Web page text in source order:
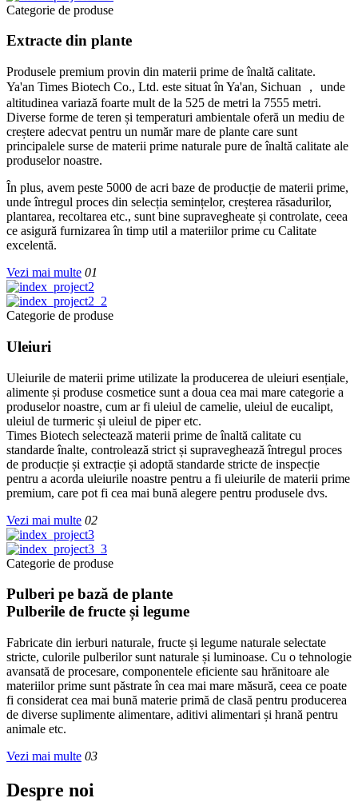
Categorie de produse
Extracte din plante
Produsele premium provin din materii prime de înaltă calitate.
Ya'an Times Biotech Co., Ltd. este situat în Ya'an, Sichuan ， unde
altitudinea variază foarte mult de la 525 de metri la 7555 metri.
Diverse forme de teren și temperaturi ambientale oferă un mediu de
creștere adecvat pentru un număr mare de plante care sunt
principalele surse de materii prime naturale pure de înaltă calitate ale
produselor noastre.
În plus, avem peste 5000 de acri baze de producție de materii prime,
unde întregul proces din selecția semințelor, creșterea răsadurilor,
plantarea, recoltarea etc., sunt bine supravegheate și controlate, ceea
ce asigură furnizarea în timp util a materiilor prime cu Calitate
excelentă.
Vezi mai multe 01
Categorie de produse
Uleiuri
Uleiurile de materii prime utilizate la producerea de uleiuri esențiale,
alimente și produse cosmetice sunt a doua cea mai mare categorie a
produselor noastre, cum ar fi uleiul de camelie, uleiul de eucalipt,
uleiul de turmeric și uleiul de piper etc.
Times Biotech selectează materii prime de înaltă calitate cu
standarde înalte, controlează strict și supraveghează întregul proces
de producție și extracție și adoptă standarde stricte de inspecție
pentru a acorda uleiurile noastre pentru a fi uleiurile de materii prime
premium, care pot fi cea mai bună alegere pentru produsele dvs.
Vezi mai multe 02
Categorie de produse
Pulberi pe bază de plante
Pulberile de fructe și legume
Fabricate din ierburi naturale, fructe și legume naturale selectate
stricte, culorile pulberilor sunt naturale și luminoase. Cu o tehnologie
avansată de procesare, componentele eficiente sau hrănitoare ale
materiilor prime sunt păstrate în cea mai mare măsură, ceea ce poate
fi considerat cea mai bună materie primă de clasă pentru producerea
de diverse suplimente alimentare, aditivi alimentari și hrană pentru
animale etc.
Vezi mai multe 03
Despre noi